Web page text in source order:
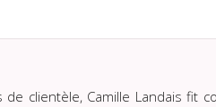
clientèle, Camille Landais fit